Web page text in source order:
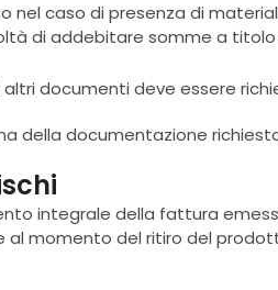
caso di presenza di
di addebitare somme a titolo
documenti deve essere
della documentazione
integrale della fattura
momento del ritiro del